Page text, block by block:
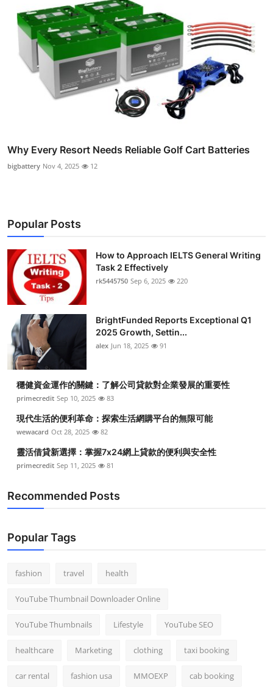
Why Every Resort Needs Reliable Golf Cart Batteries
bigbattery Nov 4, 2025 12
Popular Posts
How to Approach IELTS General Writing
Task 2 Effectively
rk5445750 Sep 6, 2025 220
BrightFunded Reports Exceptional Q1
2025 Growth, Settin...
alex Jun 18, 2025 91
穩健資金運作的關鍵：了解公司貸款對企業發展的重要性
primecredit Sep 10, 2025 83
現代生活的便利革命：探索生活網購平台的無限可能
wewacard Oct 28, 2025 82
靈活借貸新選擇：掌握7x24網上貸款的便利與安全性
primecredit Sep 11, 2025 81
Recommended Posts
Popular Tags
fashion travel health
YouTube Thumbnail Downloader Online
YouTube Thumbnails Lifestyle YouTube SEO
healthcare Marketing clothing taxi booking
car rental fashion usa MMOEXP cab booking